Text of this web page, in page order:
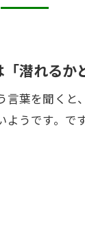
潜れるか
言葉を聞くと
ようです。で